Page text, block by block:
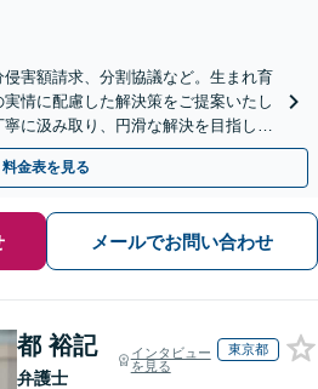
侵害額請求、分割協議など。生まれ育
情に配慮した解決策をご提案いたし
に汲み取り、円滑な解決を目指しま
日・夜間相談OK】
料金表を見る
メールでお問い合わせ
都 裕記
弁護士
インタビュー
を見る
東京都